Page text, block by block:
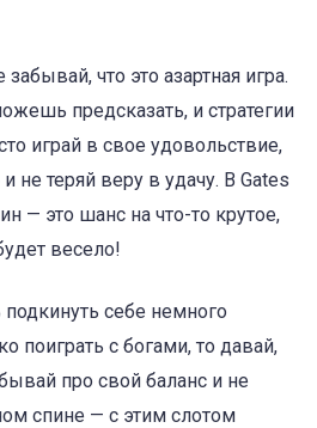
что это азартная игра.
предсказать, и стратегии
играй в свое удовольствие,
не теряй веру в удачу. В Gates
— это шанс на что-то крутое,
весело!
себе немного
поиграть с богами, то давай,
про свой баланс и не
спине — с этим слотом